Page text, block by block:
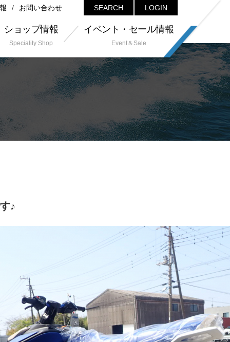
お問い合わせ SEARCH LOGIN
ショップ情報
Speciality Shop
イベント・セール情報
Event＆Sale
♪